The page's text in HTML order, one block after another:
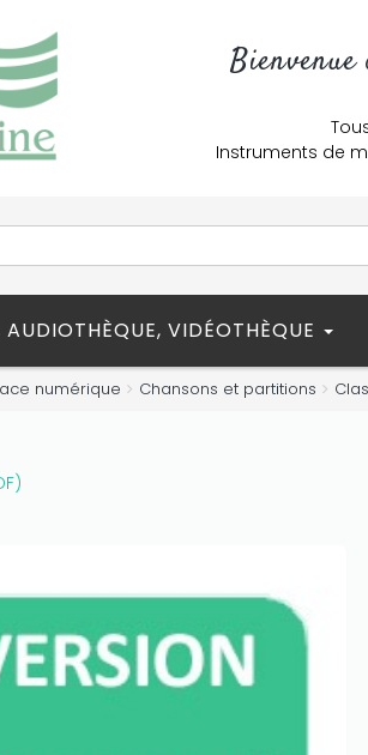
Instruments de
AUDIOTHÈQUE, VIDÉOTHÈQUE
numérique Chansons et partitions
casino
amount on your